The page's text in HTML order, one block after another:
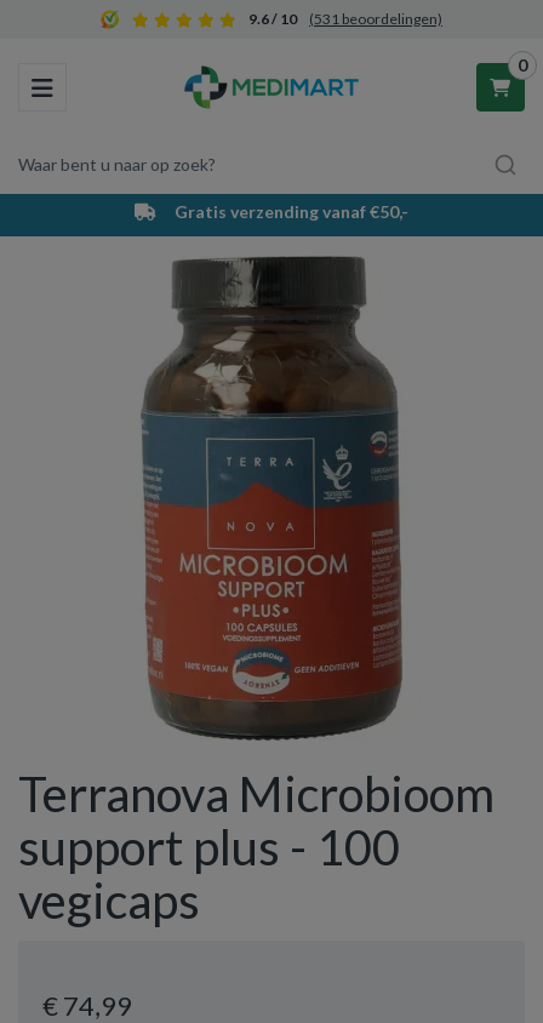
9.6 / 10 (531 beoordelingen)
Toggle navigation
Waar bent u naar op zoek?
0
Winkelwagen
Uw winkelwagen is leeg.
Vul hem met producten.
Gratis verzending vanaf €50,-
Terranova Microbioom
support plus - 100
vegicaps
€ 74,99